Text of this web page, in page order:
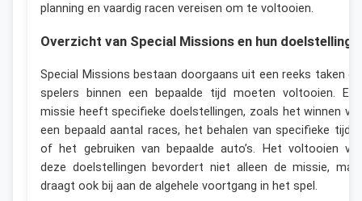
planning en vaardig racen vereisen om te voltooien.
Overzicht van Special Missions en hun
Special Missions bestaan doorgaans uit een reeks taken
spelers binnen een bepaalde tijd moeten voltooien.
missie heeft specifieke doelstellingen, zoals het winnen
een bepaald aantal races, het behalen van specifieke
of het gebruiken van bepaalde auto’s. Het voltooien
deze doelstellingen bevordert niet alleen de missie,
draagt ook bij aan de algehele voortgang in het spel.